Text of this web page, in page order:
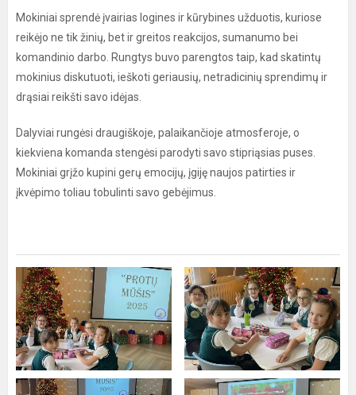
Mokiniai sprendė įvairias logines ir kūrybines užduotis, kuriose
reikėjo ne tik žinių, bet ir greitos reakcijos, sumanumo bei
komandinio darbo. Rungtys buvo parengtos taip, kad skatintų
mokinius diskutuoti, ieškoti geriausių, netradicinių sprendimų ir
drąsiai reikšti savo idėjas.
Dalyviai rungėsi draugiškoje, palaikančioje atmosferoje, o
kiekviena komanda stengėsi parodyti savo stipriąsias puses.
Mokiniai grįžo kupini gerų emocijų, įgiję naujos patirties ir
įkvėpimo toliau tobulinti savo gebėjimus.